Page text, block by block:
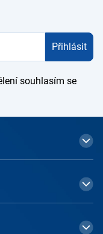
Přihlásit
souhlasím se